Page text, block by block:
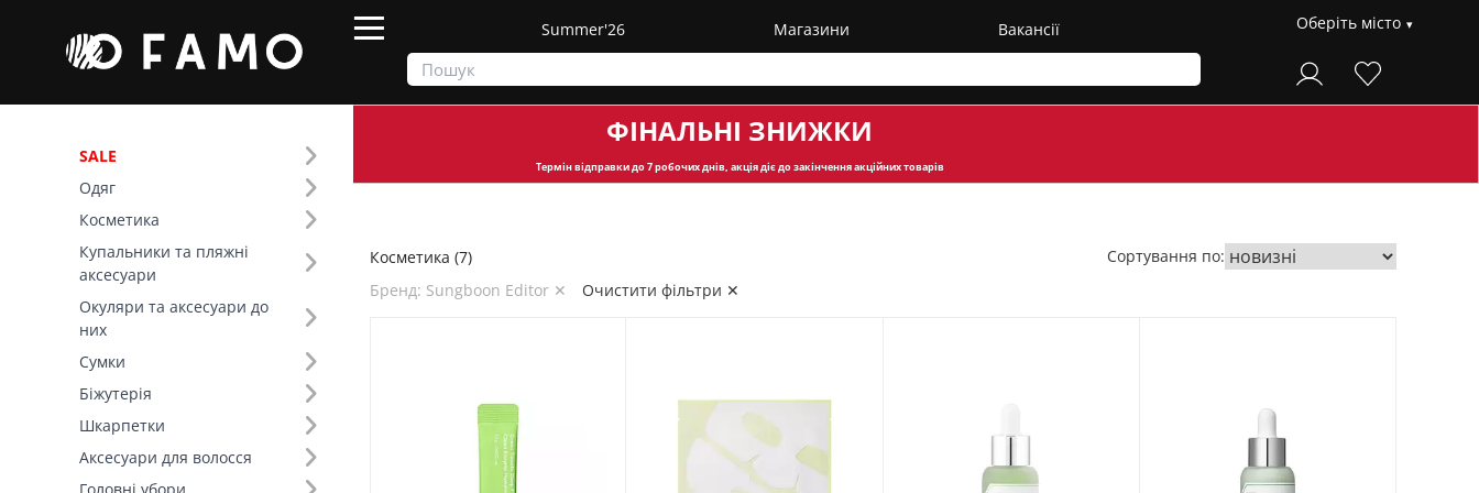
Summer'26 Магазини Вакансії Оберіть місто
SALE
Одяг
Косметика
Купальники та пляжні
аксесуари
Окуляри та аксесуари до
них
Сумки
Біжутерія
Шкарпетки
Аксесуари для волосся
ФІНАЛЬНІ ЗНИЖКИ
Термін відправкидо 7 робочих днів, акція діє до закінчення акційних товарів
Фільтр
Ціна
Призначення (1)
Бренд (146)
Косметика (7)
Бренд: Sungboon Editor ✕
Очистити фільтри ✕
Сортування по: